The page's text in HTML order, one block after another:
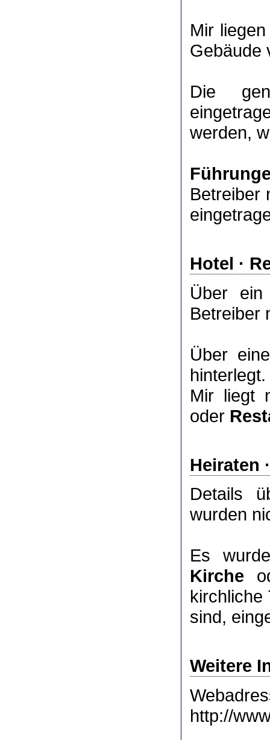
Mir
Gebäude
Die
werden,
Betreiber
Hotel ·
Über
Betreiber
Über
hinterlegt.
Mir liegt
oder
Heiraten
Details
wurden
Es
Kirche
kirchliche
sind,
Weitere
http://